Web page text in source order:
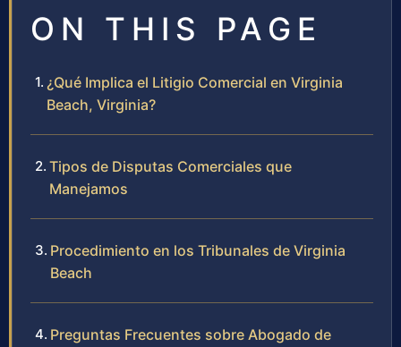
ON THIS PAGE
¿Qué Implica el Litigio Comercial en Virginia
Beach, Virginia?
Tipos de Disputas Comerciales que
Manejamos
Procedimiento en los Tribunales de Virginia
Beach
Preguntas Frecuentes sobre Abogado de